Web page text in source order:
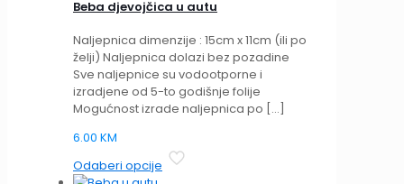
Beba djevojčica u autu
Naljepnica dimenzije : 15cm x 11cm (ili po
želji) Naljepnica dolazi bez pozadine
Sve naljepnice su vodootporne i
izradjene od 5-to godišnje folije
Mogućnost izrade naljepnica po […]
6.00 KM
Odaberi opcije
This
product